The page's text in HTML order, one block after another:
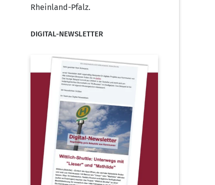
Rheinland-Pfalz.
DIGITAL-NEWSLETTER